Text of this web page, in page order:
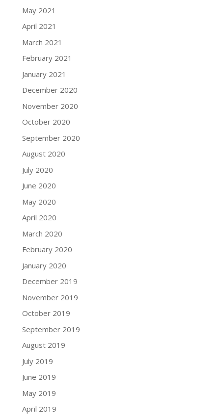
May 2021
April 2021
March 2021
February 2021
January 2021
December 2020
November 2020
October 2020
September 2020
August 2020
July 2020
June 2020
May 2020
April 2020
March 2020
February 2020
January 2020
December 2019
November 2019
October 2019
September 2019
August 2019
July 2019
June 2019
May 2019
April 2019